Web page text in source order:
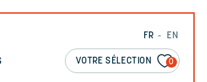
FR EN
VOTRE SÉLECTION 0